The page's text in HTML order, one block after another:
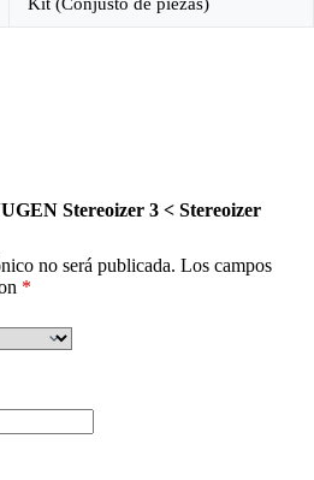
Stereoizer 3 < Stereoizer
no será publicada. Los campos
*